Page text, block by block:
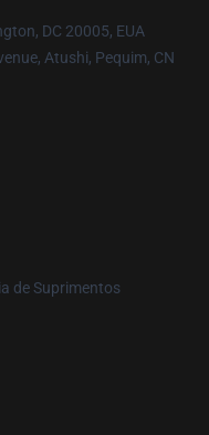
DC 20005, EUA
Atushi, Pequim, CN
de Suprimentos